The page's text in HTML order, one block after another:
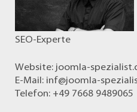
SEO-Experte
Website: joomla-
E-Mail: inf@joomla-
Telefon: +49 7668 9489065